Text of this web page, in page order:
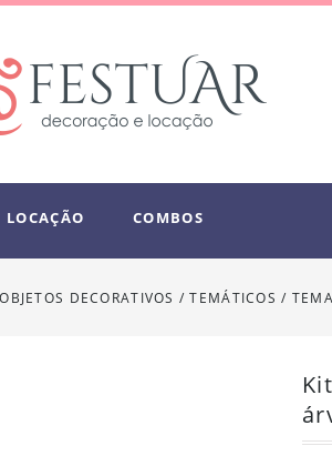
LOCAÇÃO COMBOS
OBJETOS DECORATIVOS / TEMÁTICOS/